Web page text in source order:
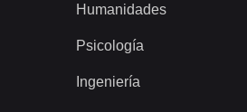
Humanidades
Psicología
Ingeniería